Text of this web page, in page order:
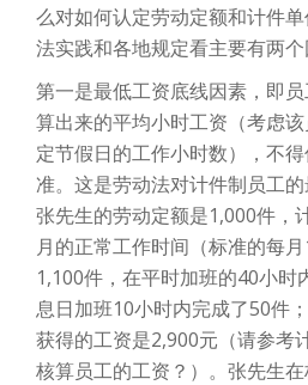
么对如何认定劳动定额和计件
法实践和各地规定看主要有两个
第一是最低工资底线因素，即
算出来的平均小时工资（考虑
定节假日的工作小时数），不
准。这是劳动法对计件制员工
张先生的劳动定额是1,000件，
月的正常工作时间（标准的每
1,100件，在平时加班的40小时
息日加班10小时内完成了50件
获得的工资是2,900元（请参考
核算员工的工资？）。张先生